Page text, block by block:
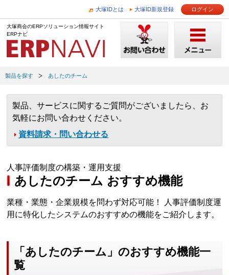
大塚IDとは 大塚ID新規登録 ログイン
大塚商会のERPソリューション情報サイト
ERPナビ
製品を探す あしたのチーム
製品、サービスに関するご質問がございましたら、お
気軽にお問い合わせください。
資料請求・問い合わせる
人事評価制度の構築・運用支援
あしたのチーム おすすめ機能
業種・業態・企業規模を問わず対応可能！ 人事評価制度運
用に特化したシステムのおすすめの機能をご紹介します。
「あしたのチーム」のおすすめ機能一
覧